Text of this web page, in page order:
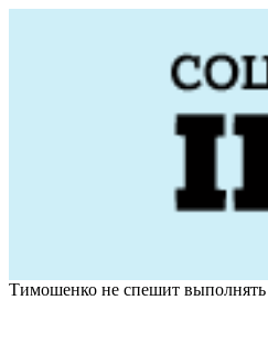
Тимошенко не спешит выполнять